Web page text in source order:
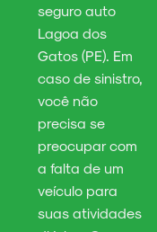
seguro auto
Lagoa dos
Gatos (PE). Em
caso de sinistro,
você não
precisa se
preocupar com
a falta de um
veículo para
suas atividades